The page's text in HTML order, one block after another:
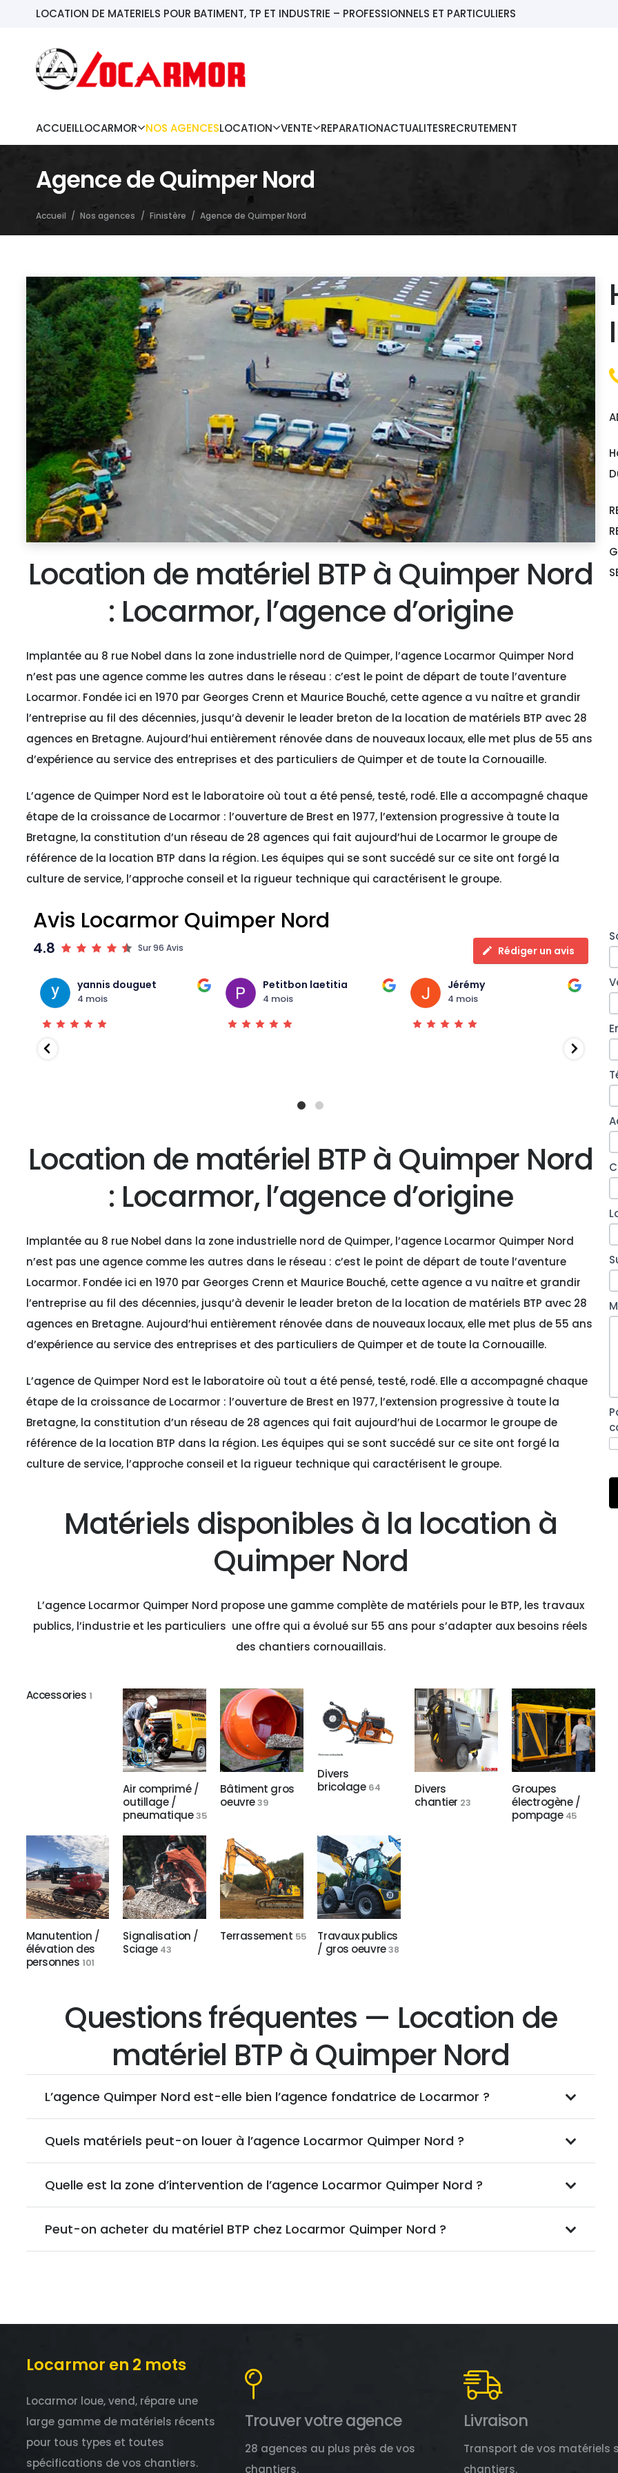
LOCATION DE MATERIELS POUR BATIMENT, TP ET INDUSTRIE – PROFESSIONNELS ET PARTICULIERS
ACCUEILLOCARMOR NOS AGENCESLOCATION VENTE REPARATIONACTUALITESRECRUTEMENT
Agence de Quimper Nord
Accueil / Nos agences / Finistère / Agence de Quimper Nord
Location de matériel BTP à Quimper Nord
: Locarmor, l’agence d’origine
Implantée au 8 rue Nobel dans la zone industrielle nord de Quimper, l’agence Locarmor Quimper Nord
n’est pas une agence comme les autres dans le réseau : c’est le point de départ de toute l’aventure
Locarmor. Fondée ici en 1970 par Georges Crenn et Maurice Bouché, cette agence a vu naître et grandir
l’entreprise au fil des décennies, jusqu’à devenir le leader breton de la location de matériels BTP avec 28
agences en Bretagne. Aujourd’hui entièrement rénovée dans de nouveaux locaux, elle met plus de 55 ans
d’expérience au service des entreprises et des particuliers de Quimper et de toute la Cornouaille.
L’agence de Quimper Nord est le laboratoire où tout a été pensé, testé, rodé. Elle a accompagné chaque
étape de la croissance de Locarmor : l’ouverture de Brest en 1977, l’extension progressive à toute la
Bretagne, la constitution d’un réseau de 28 agences qui fait aujourd’hui de Locarmor le groupe de
référence de la location BTP dans la région. Les équipes qui se sont succédé sur ce site ont forgé la
culture de service, l’approche conseil et la rigueur technique qui caractérisent le groupe.
Avis Locarmor Quimper Nord
4.8 Sur 96 Avis Rédiger un avis
yannis douguet
4 mois
Petitbon laetitia
4 mois
Jérémy
4 mois
Location de matériel BTP à Quimper Nord
: Locarmor, l’agence d’origine
Implantée au 8 rue Nobel dans la zone industrielle nord de Quimper, l’agence Locarmor Quimper Nord
n’est pas une agence comme les autres dans le réseau : c’est le point de départ de toute l’aventure
Locarmor. Fondée ici en 1970 par Georges Crenn et Maurice Bouché, cette agence a vu naître et grandir
l’entreprise au fil des décennies, jusqu’à devenir le leader breton de la location de matériels BTP avec 28
agences en Bretagne. Aujourd’hui entièrement rénovée dans de nouveaux locaux, elle met plus de 55 ans
d’expérience au service des entreprises et des particuliers de Quimper et de toute la Cornouaille.
L’agence de Quimper Nord est le laboratoire où tout a été pensé, testé, rodé. Elle a accompagné chaque
étape de la croissance de Locarmor : l’ouverture de Brest en 1977, l’extension progressive à toute la
Bretagne, la constitution d’un réseau de 28 agences qui fait aujourd’hui de Locarmor le groupe de
référence de la location BTP dans la région. Les équipes qui se sont succédé sur ce site ont forgé la
culture de service, l’approche conseil et la rigueur technique qui caractérisent le groupe.
Matériels disponibles à la location à
Quimper Nord
L’agence Locarmor Quimper Nord propose une gamme complète de matériels pour le BTP, les travaux
publics, l’industrie et les particuliers une offre qui a évolué sur 55 ans pour s’adapter aux besoins réels
des chantiers cornouaillais.
Accessories 1
Air comprimé /
outillage /
pneumatique35
Bâtiment gros
oeuvre39
Divers
bricolage 64
Divers
chantier 23
Groupes
électrogène /
pompage 45
Manutention /
élévation des
personnes 101
Signalisation /
Sciage 43
Terrassement 55
Travaux publics
/ gros oeuvre38
Questions fréquentes — Location de
matériel BTP à Quimper Nord
L’agence Quimper Nord est-elle bien l’agence fondatrice de Locarmor ?
Quels matériels peut-on louer à l’agence Locarmor Quimper Nord ?
Quelle est la zone d’intervention de l’agence Locarmor Quimper Nord ?
Peut-on acheter du matériel BTP chez Locarmor Quimper Nord ?
Locarmor en 2 mots
Locarmor loue, vend, répare une
large gamme de matériels récents
pour tous types et toutes
spécifications de vos chantiers.
Trouver votre agence
28 agences au plus près de vos
chantiers.
Livraison
Transport de vos matériels
chantiers.